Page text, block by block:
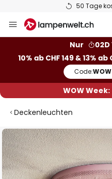
50 Tage
Inhalt
Nur
02D
10% ab CHF 149 & 13%
Code:WOW
WOW Week:
Deckenleuchten
Zum
Ende
der
Bildgalerie